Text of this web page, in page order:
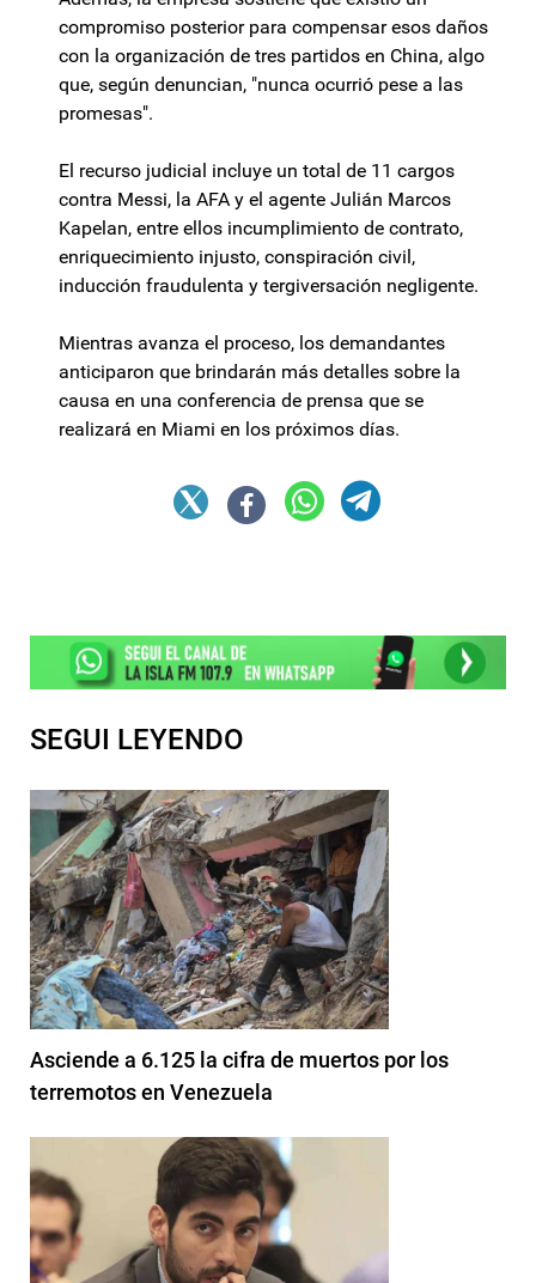
compromiso posterior para compensar esos daños
con la organización de tres partidos en China, algo
que, según denuncian, "nunca ocurrió pese a las
promesas".
El recurso judicial incluye un total de 11 cargos
contra Messi, la AFA y el agente Julián Marcos
Kapelan, entre ellos incumplimiento de contrato,
enriquecimiento injusto, conspiración civil,
inducción fraudulenta y tergiversación negligente.
Mientras avanza el proceso, los demandantes
anticiparon que brindarán más detalles sobre la
causa en una conferencia de prensa que se
realizará en Miami en los próximos días.
SEGUI LEYENDO
Asciende a 6.125 la cifra de muertos por los
terremotos en Venezuela